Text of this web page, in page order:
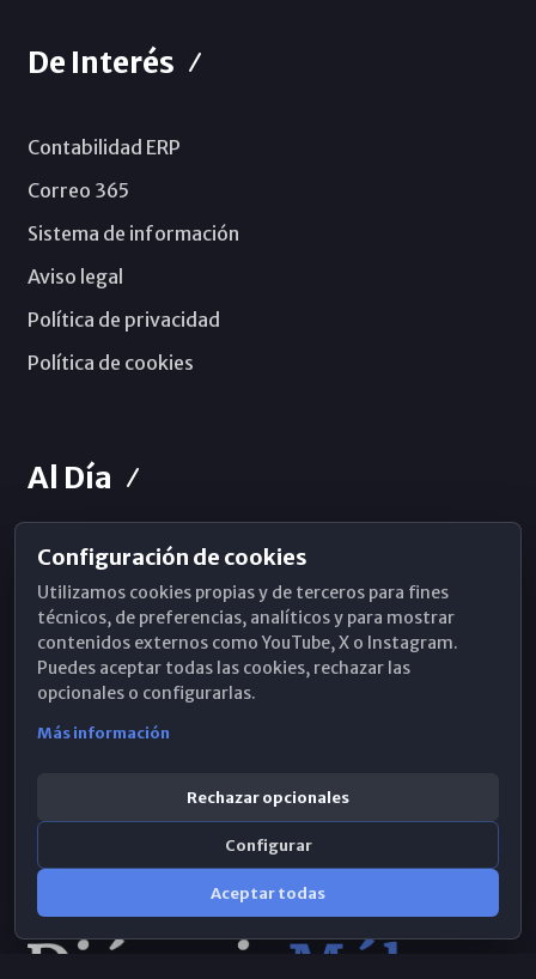
De Interés
Contabilidad ERP
Correo 365
Sistema de información
Aviso legal
Política de privacidad
Política de cookies
Al Día
Horarios de Misa
Hemeroteca
WhatsApp
Configuración de cookies
Utilizamos cookies propias y de terceros para fines
técnicos, de preferencias, analíticos y para mostrar
contenidos externos como YouTube, X o Instagram.
Puedes aceptar todas las cookies, rechazar las
opcionales o configurarlas.
Más información
Rechazar opcionales
Configurar
Aceptar todas